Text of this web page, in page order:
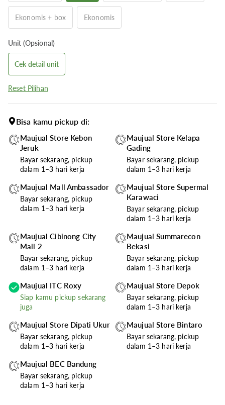
Ekonomis + box Ekonomis
Unit (Opsional)
Cek detail unit
Reset Pilihan
Bisa kamu pickup di:
Maujual Store Kebon
Jeruk
Bayar sekarang, pickup
dalam 1–3 hari kerja
Maujual Store Kelapa
Gading
Bayar sekarang, pickup
dalam 1–3 hari kerja
Maujual Mall Ambassador
Bayar sekarang, pickup
dalam 1–3 hari kerja
Maujual Store Supermal
Karawaci
Bayar sekarang, pickup
dalam 1–3 hari kerja
Maujual Cibinong City
Mall 2
Bayar sekarang, pickup
dalam 1–3 hari kerja
Maujual Summarecon
Bekasi
Bayar sekarang, pickup
dalam 1–3 hari kerja
Maujual ITC Roxy
Siap kamu pickup sekarang
juga
Maujual Store Depok
Bayar sekarang, pickup
dalam 1–3 hari kerja
Maujual Store Dipati Ukur
Bayar sekarang, pickup
dalam 1–3 hari kerja
Maujual Store Bintaro
Bayar sekarang, pickup
dalam 1–3 hari kerja
Maujual BEC Bandung
Bayar sekarang, pickup
dalam 1–3 hari kerja